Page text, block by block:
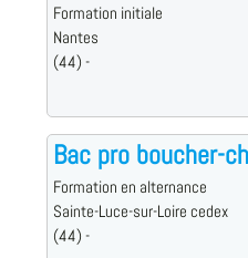
Formation initiale
Nantes
(44) -
Bac pro boucher-
Formation en alternance
Sainte-Luce-sur-Loire cedex
(44) -